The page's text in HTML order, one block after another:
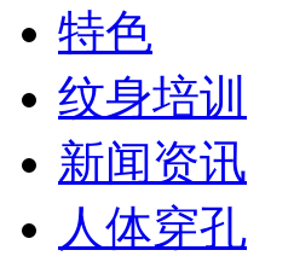
特色
纹身培训
新闻资讯
人体穿孔